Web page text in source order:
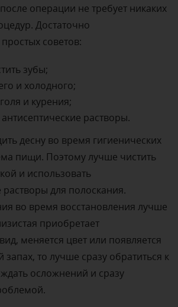
операции не требует никаких
Достаточно
советов:
зубы;
и холодного;
и курения;
растворы.
десну во время гигиенических
пищи. Поэтому лучше чистить
и использовать
растворы для полоскания.
во время восстановления лучше
приобретает
меняется цвет или появляется
запах, то лучше сразу обратиться к
осложнений и сразу